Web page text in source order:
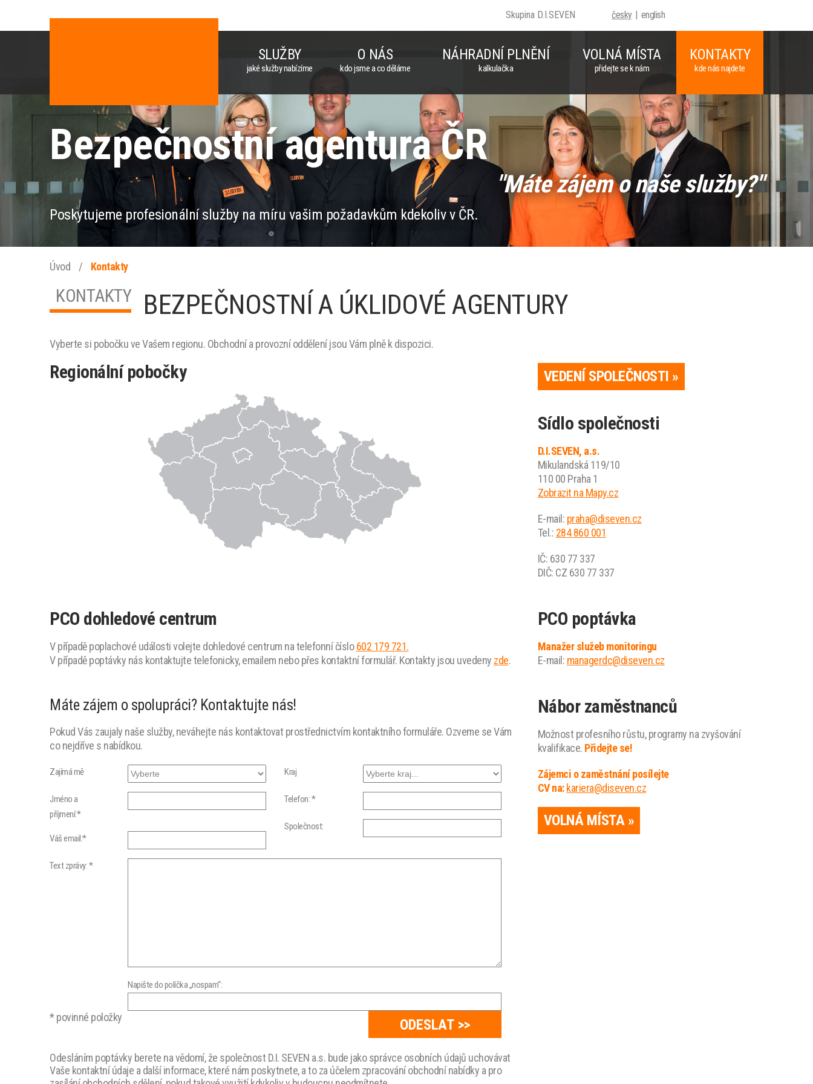
česky english
Skupina D.I.SEVEN
Bezpečnostní agentura ČR
"Máte zájem o naše služby?"
Poskytujeme profesionální služby na míru vašim požadavkům kdekoliv v ČR.
SLUŽBY
jaké služby nabízíme
O NÁS
kdo jsme a co děláme
NÁHRADNÍ PLNĚNÍ
kalkulačka
VOLNÁ MÍSTA
přidejte se k nám
KONTAKTY
kde nás najdete
Úvod / Kontakty
KONTAKTY BEZPEČNOSTNÍ A ÚKLIDOVÉ AGENTURY
Vyberte si pobočku ve Vašem regionu. Obchodní a provozní oddělení jsou Vám plně k dispozici.
Regionální pobočky VEDENÍ SPOLEČNOSTI »
Sídlo společnosti
D.I.SEVEN, a.s.
Mikulandská 119/10
110 00 Praha 1
Zobrazit na Mapy.cz
E-mail: praha@diseven.cz
Tel.: 284 860 001
IČ: 630 77 337
DIČ: CZ 630 77 337
PCO dohledové centrum
V případě poplachové události volejte dohledové centrum na telefonní číslo602 179 721.
V případě poptávky nás kontaktujte telefonicky, emailem nebo přes kontaktní formulář. Kontakty jsou uvedeny zde.
PCO poptávka
Manažer služeb monitoringu
E-mail: managerdc@diseven.cz
Máte zájem o spolupráci? Kontaktujte nás!
Pokud Vás zaujaly naše služby, neváhejte nás kontaktovat prostřednictvím kontaktního formuláře. Ozveme se Vám
co nejdříve s nabídkou.
Zajímá mě
Jméno a
příjmení:*
Váš email:*
Kraj
Telefon: *
Společnost:
Text zprávy: *
Napište do políčka „nospam“:
* povinné položky
Odesláním poptávky berete na vědomí, že společnost D.I. SEVEN a.s. bude jako správce osobních údajů uchovávat
Vaše kontaktní údaje a další informace, které nám poskytnete, a to za účelem zpracování obchodní nabídky a pro
Nábor zaměstnanců
Možnost profesního růstu, programy na zvyšování
kvalifikace. Přidejte se!
Zájemci o zaměstnání posílejte
CV na:kariera@diseven.cz
VOLNÁ MÍSTA »